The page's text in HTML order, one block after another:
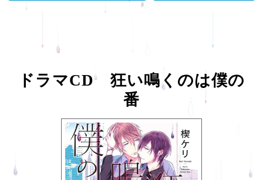
ドラマCD 狂い鳴くのは僕の
番